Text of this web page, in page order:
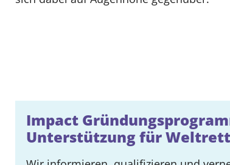
Kontakt
Impact
Unterstützung für